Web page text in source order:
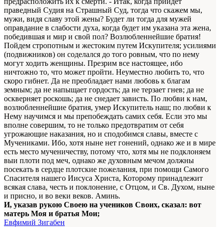
праведный Судия на Страшный Суд, тогда что скажем мы,
мужи, видя славу этой жены? Будет ли тогда для мужей
оправдание в слабости духа, когда будет им указана эта жена,
победившая и мир и свой пол? Возлюбленнейшие братия!
Пойдем стропотным и жестоким путем Искупителя; усилиями
(подвижников) он соделался до того ровным, что по нему
могут ходить женщины. Презрим все настоящее, ибо
ничтожно то, что может пройти. Неуместно любить то, что
скоро гибнет. Да не преобладает нами любовь к благам
земным; да не напыщает гордость; да не терзает гнев; да не
оскверняет роскошь; да не снедает зависть. По любви к нам,
возлюбленнейшие братия, умер Искупитель наш; по любви к
Нему научимся и мы препобеждать самих себя. Если это мы
вполне совершим, то не только предотвратим от себя
угрожающие наказания, но и сподобимся славы, вместе с
Мучениками. Ибо, хотя ныне нет гонений, однако же и в мире
есть место мученичеству, потому что, хотя мы не подклоняем
выи плоти под меч, однако же духовным мечом должны
посекать в сердце плотские пожелания, при помощи Самого
Спасителя нашего Иисуса Христа, Которому принадлежит
всякая слава, честь и поклонение, с Отцом, и Св. Духом, ныне
и присно, и во веки веков. Аминь.
И, указав рукою Своею на учеников Своих, сказал: вот
матерь Моя и братья Мои;
Евфимий Зигабен